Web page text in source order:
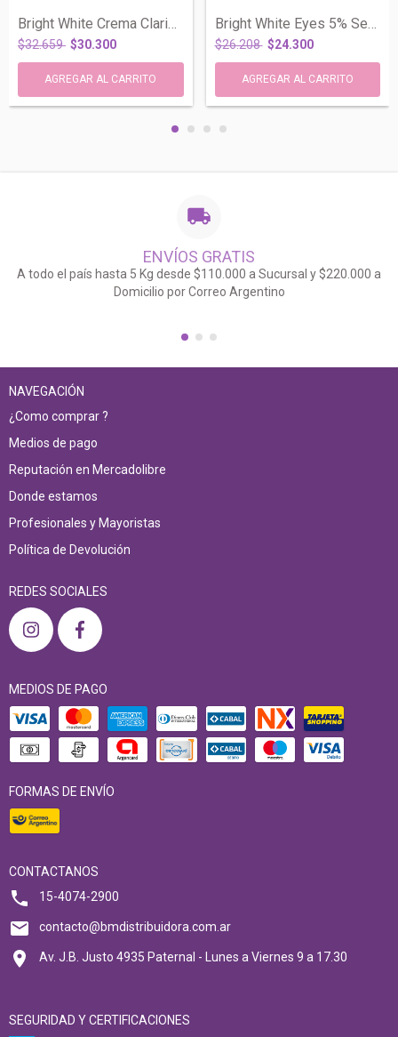
$32.659 $30.300 $26.208 $24.300
ENVÍOS GRATIS
A todo el país hasta 5 Kg desde $110.000 a Sucursal y $220.000 a
Domicilio por Correo Argentino
NAVEGACIÓN
¿Como comprar ?
Medios de pago
Reputación en Mercadolibre
Donde estamos
Profesionales y Mayoristas
Política de Devolución
REDES SOCIALES
MEDIOS DE PAGO
FORMAS DE ENVÍO
CONTACTANOS
15-4074-2900
contacto@bmdistribuidora.com.ar
Av. J.B. Justo 4935 Paternal - Lunes a Viernes 9 a 17.30
SEGURIDAD Y CERTIFICACIONES